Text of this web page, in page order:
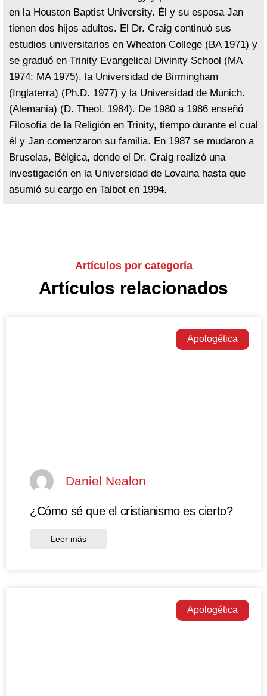
en la Houston Baptist University. Él y su esposa Jan
tienen dos hijos adultos. El Dr. Craig continuó sus
estudios universitarios en Wheaton College (BA 1971) y
se graduó en Trinity Evangelical Divinity School (MA
1974; MA 1975), la Universidad de Birmingham
(Inglaterra) (Ph.D. 1977) y la Universidad de Munich.
(Alemania) (D. Theol. 1984). De 1980 a 1986 enseñó
Filosofía de la Religión en Trinity, tiempo durante el cual
él y Jan comenzaron su familia. En 1987 se mudaron a
Bruselas, Bélgica, donde el Dr. Craig realizó una
investigación en la Universidad de Lovaina hasta que
asumió su cargo en Talbot en 1994.
Artículos por categoría
Artículos relacionados
Apologética
Daniel Nealon
¿Cómo sé que el cristianismo es cierto?
Leer más
Apologética